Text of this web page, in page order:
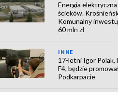
Energia elektryczna
ścieków.
Komunalny
60 mln zł
INNE
17-letni Igor Polak,
F4, będzie
Podkarpacie